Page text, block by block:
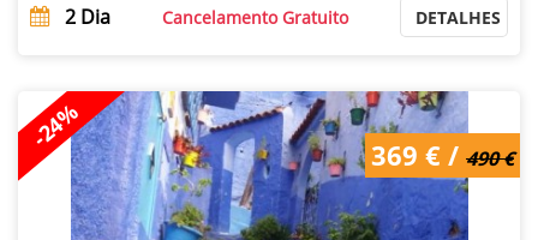
2 Dia Cancelamento Gratuito DETALHES
-24%
490 € / 369 €
369 € / 490 €